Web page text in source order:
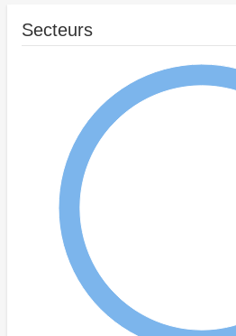
Secteurs